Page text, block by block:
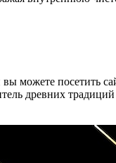
вы можете посетить
древних